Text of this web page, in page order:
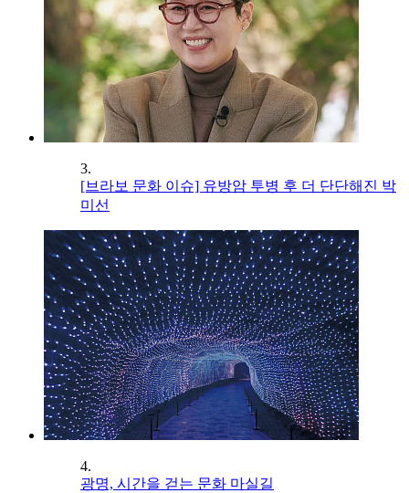
3.
[브라보 문화 이슈] 유방암 투병 후 더 단단해진 박
미선
4.
광명, 시간을 걷는 문화 마실길